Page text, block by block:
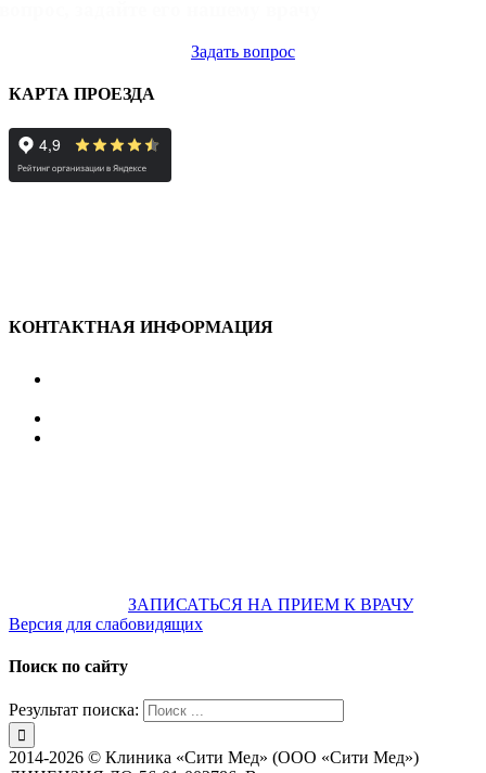
Задать вопрос
КАРТА ПРОЕЗДА
КОНТАКТНАЯ ИНФОРМАЦИЯ
ЗАПИСАТЬСЯ НА ПРИЕМ К ВРАЧУ
Версия для слабовидящих
Поиск по сайту
Результат поиска:
2014-2026 © Клиника «Сити Мед» (ООО «Сити Мед»)